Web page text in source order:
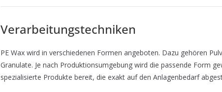
Verarbeitungstechniken
PE Wax wird in verschiedenen Formen angeboten. Dazu gehören
Granulate. Je nach Produktionsumgebung wird die passende Form
spezialisierte Produkte bereit, die exakt auf den Anlagenbedarf